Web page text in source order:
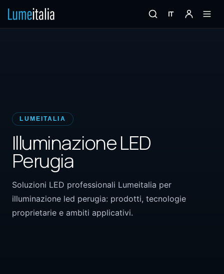
IT
LUMEITALIA
Illuminazione LED
Perugia
Soluzioni LED professionali Lumeitalia per
illuminazione led perugia: prodotti, tecnologie
proprietarie e ambiti applicativi.